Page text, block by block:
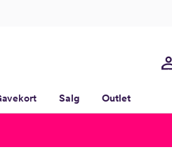
Salg Outlet